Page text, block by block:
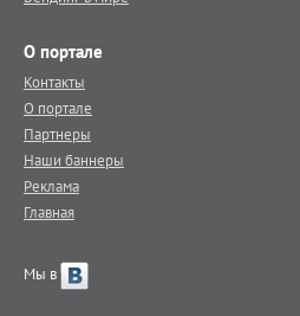
О портале
Контакты
О портале
Партнеры
Наши баннеры
Реклама
Главная
Мы в